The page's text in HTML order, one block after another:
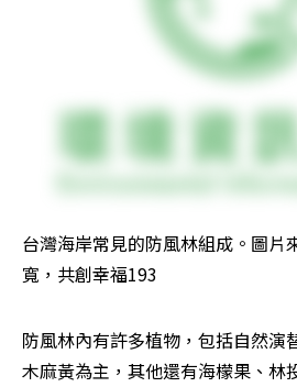
台灣海岸常見的防風林組成。圖片
寬，共創幸福193
防風林內有許多植物，包括自然演
木麻黃為主，其他還有海檬果、林